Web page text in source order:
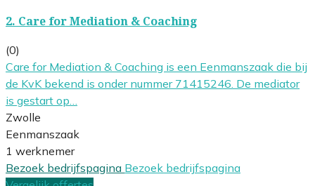
2. Care for Mediation & Coaching
(0)
Care for Mediation & Coaching is een Eenmanszaak die bij
de KvK bekend is onder nummer 71415246. De mediator
is gestart op…
Zwolle
Eenmanszaak
1 werknemer
Bezoek bedrijfspagina Bezoek bedrijfspagina